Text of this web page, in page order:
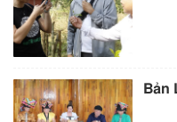
Bản